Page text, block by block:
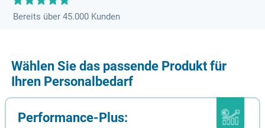
Bereits über 45.000 Kunden
Wählen Sie das passende Produkt für
Ihren Personalbedarf
Performance-Plus: